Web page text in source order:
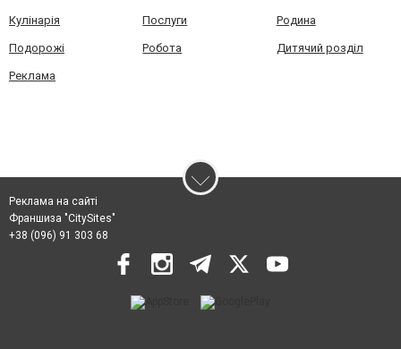
Кулінарія Послуги Родина
Подорожі Робота Дитячий розділ
Реклама
Реклама на сайті
Франшиза "CitySites"
+38 (096) 91 303 68